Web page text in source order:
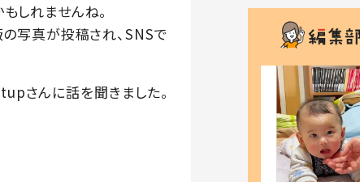
しれませんね。
写真が投稿され、SNSで
さんに話を聞きました。